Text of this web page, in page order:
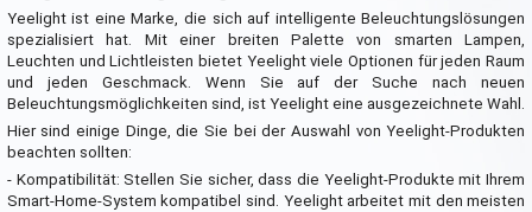
Yeelight ist eine Marke, die sich auf intelligente Beleuchtungslösungen
spezialisiert hat. Mit einer breiten Palette von smarten Lampen,
Leuchten und Lichtleisten bietet Yeelight viele Optionen für jeden Raum
und jeden Geschmack. Wenn Sie auf der Suche nach neuen
Beleuchtungsmöglichkeiten sind, ist Yeelight eine ausgezeichnete Wahl.
Hier sind einige Dinge, die Sie bei der Auswahl von Yeelight-Produkten
beachten sollten:
- Kompatibilität: Stellen Sie sicher, dass die Yeelight-Produkte mit Ihrem
Smart-Home-System kompatibel sind. Yeelight arbeitet mit den meisten